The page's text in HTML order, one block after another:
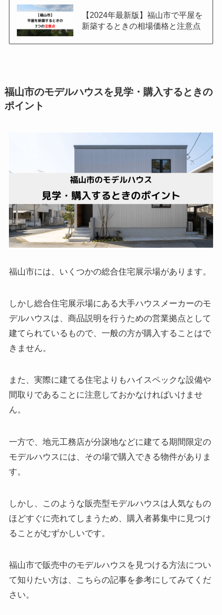
【2024年最新版】福山市で平屋を
新築するときの相場価格と注意点
福山市のモデルハウスを見学・購入するときの
ポイント
福山市には、いくつかの総合住宅展示場があります。
しかし総合住宅展示場にある大手ハウスメーカーのモ
デルハウスは、商品説明を行うための営業拠点として
建てられているもので、一般の方が購入することはで
きません。
また、実際に建てる住宅よりもハイスペックな設備や
間取りであることに注意しておかなければいけませ
ん。
一方で、地元工務店が分譲地などに建てる期間限定の
モデルハウスには、その場で購入できる物件がありま
す。
しかし、このような販売型モデルハウスは人気なもの
ほどすぐに売れてしまうため、購入者募集中に見つけ
ることがむずかしいです。
福山市で販売中のモデルハウスを見つける方法につい
て知りたい方は、こちらの記事を参考にしてみてくだ
さい。